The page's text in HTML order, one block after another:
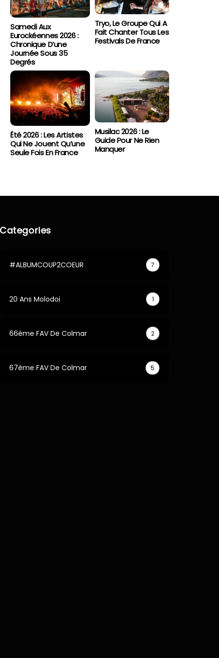
Samedi Aux
Eurockéennes 2026 :
Chronique D’une
Journée Sous 35
Degrés
Tryo, Le Groupe Qui A
Fait Chanter Tous Les
Festivals De France
Été 2026 : Les Artistes
Qui Ne Jouent Qu’une
Seule Fois En France
Musilac 2026 : Le
Guide Pour Ne Rien
Manquer
Categories
#ALBUMCOUP2COEUR 7
20 Ans Molodoi 1
66ème FAV De Colmar 2
67ème FAV De Colmar 5